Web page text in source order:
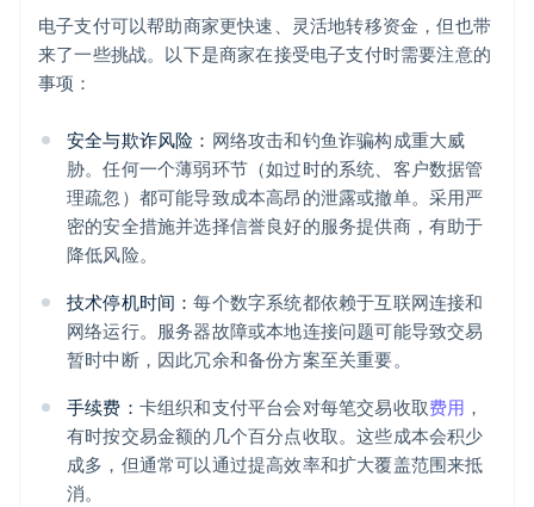
电子支付可以帮助商家更快速、灵活地转移资金，但也带
来了一些挑战。以下是商家在接受电子支付时需要注意的
事项：
安全与欺诈风险： 网络攻击和钓鱼诈骗构成重大威
胁。任何一个薄弱环节（如过时的系统、客户数据管
理疏忽）都可能导致成本高昂的泄露或撤单。采用严
密的安全措施并选择信誉良好的服务提供商，有助于
降低风险。
技术停机时间：每个数字系统都依赖于互联网连接和
网络运行。服务器故障或本地连接问题可能导致交易
暂时中断，因此冗余和备份方案至关重要。
手续费： 卡组织和支付平台会对每笔交易收取费用 ，
有时按交易金额的几个百分点收取。这些成本会积少
成多，但通常可以通过提高效率和扩大覆盖范围来抵
消。